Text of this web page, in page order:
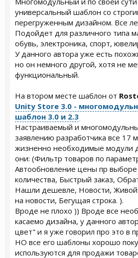
универсальный шаблон со
перегруженным дизайном. Все
Подойдет для различного типа
обувь, электроника, спорт,
У данного автора уже есть
но он немного другой, хотя не
функциональный.
На втором месте шаблон от
Unity Store 3.0 -
шаблон 3.0 и 2.3
Настраиваемый и
заявлению разработчика все 17
жизненно необходимые модули
они: (Фильтр товаров по
Автообновление цены пр
количества, Быстрый заказ,
Нашли дешевле, Новости, Живой
на новости, Бегущая строка. ).
Вроде не плохо )) Вроде все
касаемо дизайна, у данного
цвет" и я уже говорил про это в
НО все его шаблоны хорошо
используются для продажи